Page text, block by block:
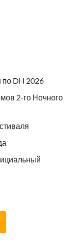
по DH 2026
2-го Ночного